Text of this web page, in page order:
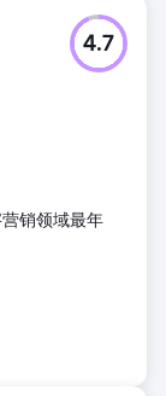
4.7
销领域最年